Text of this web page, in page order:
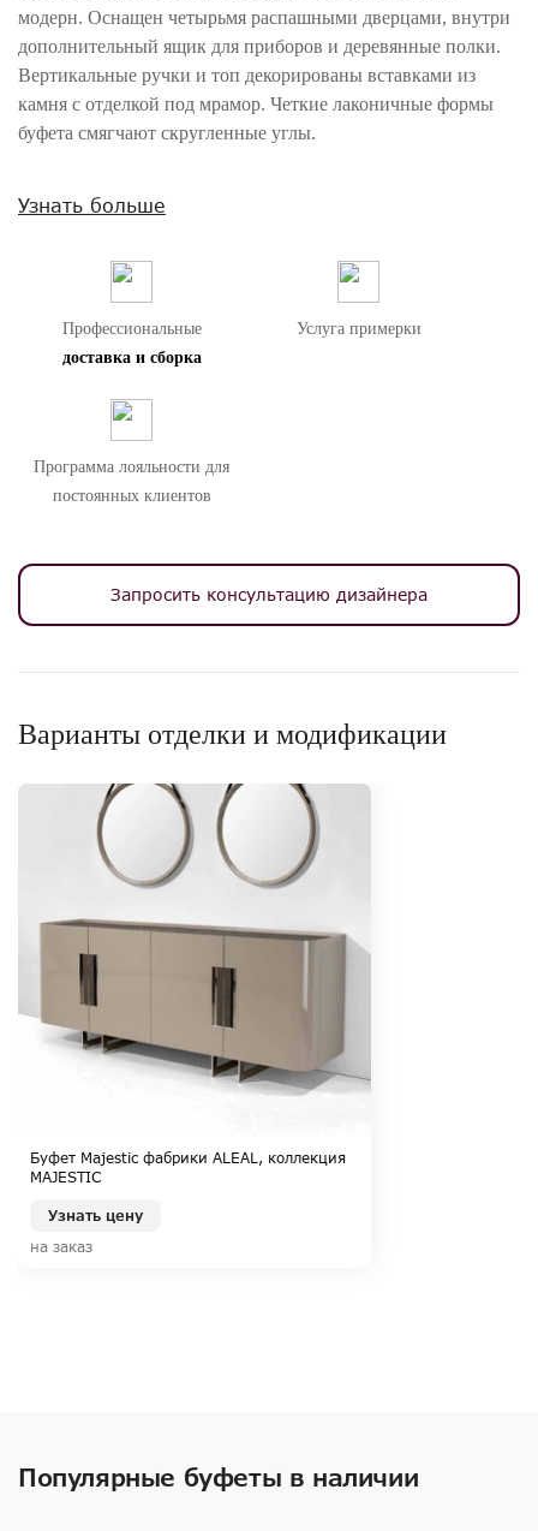
модерн. Оснащен четырьмя распашными дверцами, внутри
дополнительный ящик для приборов и деревянные полки.
Вертикальные ручки и топ декорированы вставками из
камня с отделкой под мрамор. Четкие лаконичные формы
буфета смягчают скругленные углы.
особенностей цветопередачи различных мониторов.
Узнать больше
Профессиональные
доставка и сборка
Услуга примерки
Программа лояльности для
постоянных клиентов
Запросить консультацию дизайнера
Варианты отделки и модификации
Буфет Majestic фабрики ALEAL, коллекция
MAJESTIC
Узнать цену
на заказ
Популярные буфеты в наличии